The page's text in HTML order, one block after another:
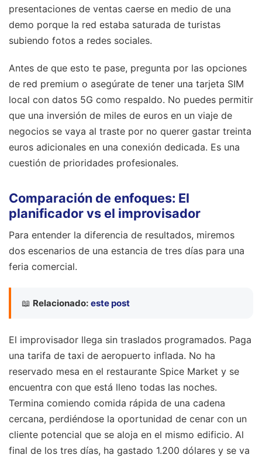
presentaciones de ventas caerse en medio de una
demo porque la red estaba saturada de turistas
subiendo fotos a redes sociales.
Antes de que esto te pase, pregunta por las opciones
de red premium o asegúrate de tener una tarjeta SIM
local con datos 5G como respaldo. No puedes permitir
que una inversión de miles de euros en un viaje de
negocios se vaya al traste por no querer gastar treinta
euros adicionales en una conexión dedicada. Es una
cuestión de prioridades profesionales.
Comparación de enfoques: El
planificador vs el improvisador
Para entender la diferencia de resultados, miremos
dos escenarios de una estancia de tres días para una
feria comercial.
📖 Relacionado: este post
El improvisador llega sin traslados programados. Paga
una tarifa de taxi de aeropuerto inflada. No ha
reservado mesa en el restaurante Spice Market y se
encuentra con que está lleno todas las noches.
Termina comiendo comida rápida de una cadena
cercana, perdiéndose la oportunidad de cenar con un
cliente potencial que se aloja en el mismo edificio. Al
final de los tres días, ha gastado 1.200 dólares y se va